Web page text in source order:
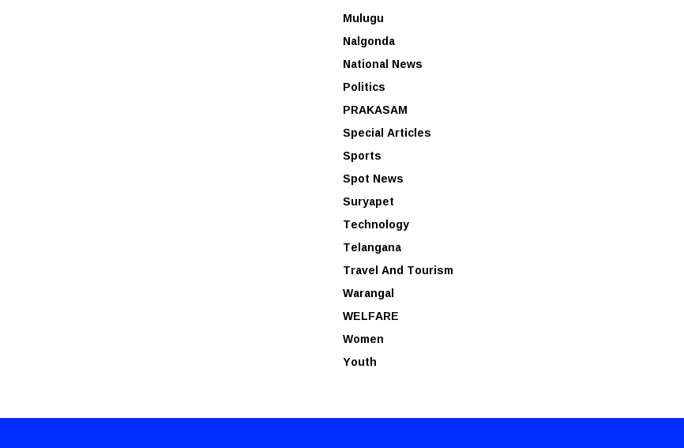
Mulugu
Nalgonda
National News
Politics
PRAKASAM
Special Articles
Sports
Spot News
Suryapet
Technology
Telangana
Travel And Tourism
Warangal
WELFARE
Women
Youth